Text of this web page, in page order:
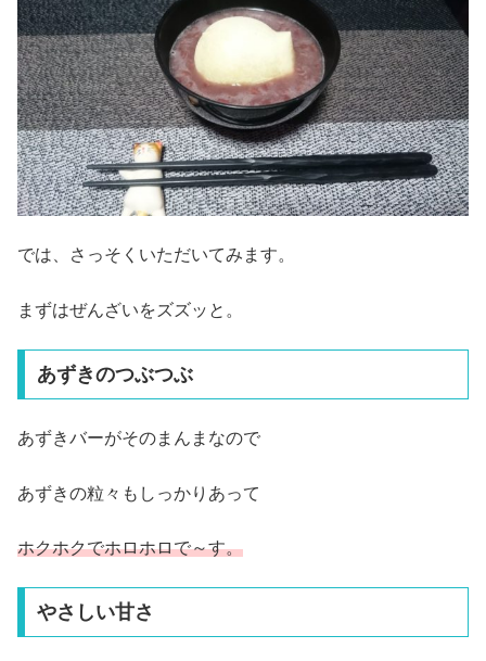
では、さっそくいただいてみます。
まずはぜんざいをズズッと。
あずきのつぶつぶ
あずきバーがそのまんまなので
あずきの粒々もしっかりあって
ホクホクでホロホロで～す。
やさしい甘さ